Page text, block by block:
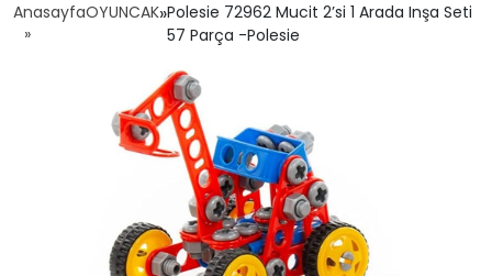
AnasayfaOYUNCAK»Polesie 72962 Mucit 2’si 1 Arada Inşa Seti
57 Parça -Polesie